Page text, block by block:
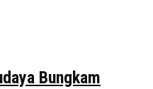
Bungkam